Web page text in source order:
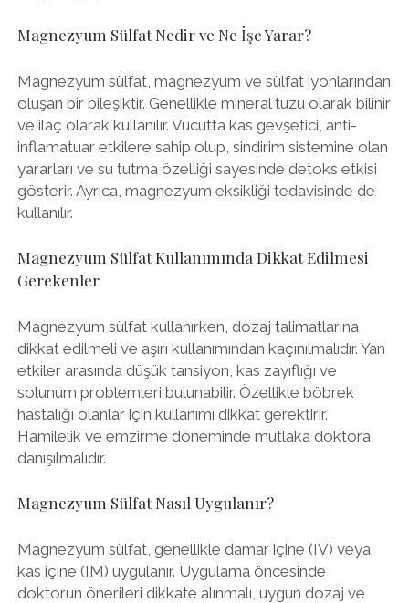
Magnezyum Sülfat Nedir ve Ne İşe Yarar?
Magnezyum sülfat, magnezyum ve sülfat iyonlarından
oluşan bir bileşiktir. Genellikle mineral tuzu olarak bilinir
ve ilaç olarak kullanılır. Vücutta kas gevşetici, anti-
inflamatuar etkilere sahip olup, sindirim sistemine olan
yararları ve su tutma özelliği sayesinde detoks etkisi
gösterir. Ayrıca, magnezyum eksikliği tedavisinde de
kullanılır.
Magnezyum Sülfat Kullanımında Dikkat Edilmesi
Gerekenler
Magnezyum sülfat kullanırken, dozaj talimatlarına
dikkat edilmeli ve aşırı kullanımından kaçınılmalıdır. Yan
etkiler arasında düşük tansiyon, kas zayıflığı ve
solunum problemleri bulunabilir. Özellikle böbrek
hastalığı olanlar için kullanımı dikkat gerektirir.
Hamilelik ve emzirme döneminde mutlaka doktora
danışılmalıdır.
Magnezyum Sülfat Nasıl Uygulanır?
Magnezyum sülfat, genellikle damar içine (IV) veya
kas içine (IM) uygulanır. Uygulama öncesinde
doktorun önerileri dikkate alınmalı, uygun dozaj ve